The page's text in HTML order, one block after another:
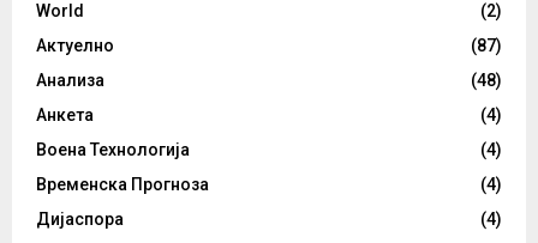
World
(2)
Актуелно
(87)
Анализа
(48)
Анкета
(4)
Воена Технологија
(4)
Временска Прогноза
(4)
Дијаспора
(4)